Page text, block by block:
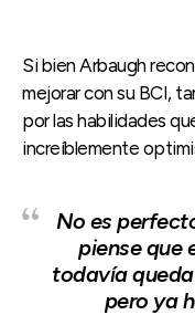
Si bien Arbaugh
mejorar con su BCI,
por las habilidades
increíblemente
No es
piense que
todavía
pero ya